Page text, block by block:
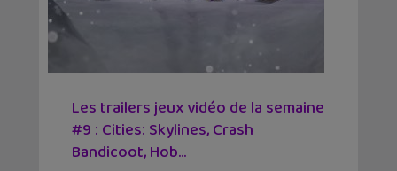
Les trailers jeux vidéo de la semaine
#9 : Cities: Skylines, Crash
Bandicoot, Hob…